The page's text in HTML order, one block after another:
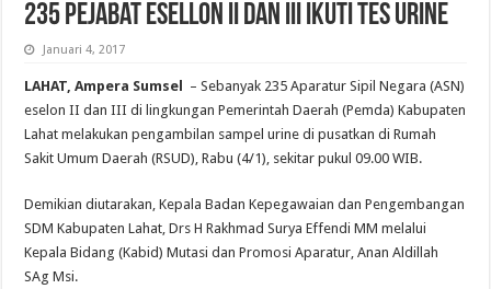
235 Pejabat Esellon II dan III Ikuti Tes Urine
Januari 4, 2017
LAHAT, Ampera Sumsel
– Sebanyak 235 Aparatur Sipil Negara (ASN)
eselon II dan III di lingkungan Pemerintah Daerah (Pemda) Kabupaten
Lahat melakukan pengambilan sampel urine di pusatkan di Rumah
Sakit Umum Daerah (RSUD), Rabu (4/1), sekitar pukul 09.00 WIB.
Demikian diutarakan, Kepala Badan Kepegawaian dan Pengembangan
SDM Kabupaten Lahat, Drs H Rakhmad Surya Effendi MM melalui
Kepala Bidang (Kabid) Mutasi dan Promosi Aparatur, Anan Aldillah
SAg Msi.